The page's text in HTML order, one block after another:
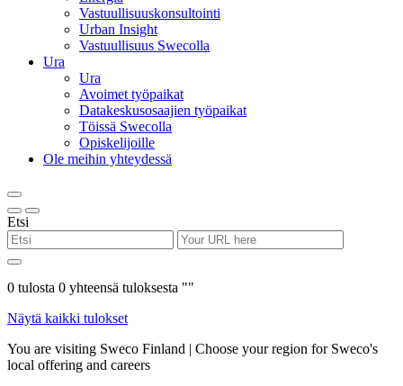
Vastuullisuuskonsultointi
Urban Insight
Vastuullisuus Swecolla
Ura
Ura
Avoimet työpaikat
Datakeskusosaajien työpaikat
Töissä Swecolla
Opiskelijoille
Ole meihin yhteydessä
Etsi
0 tulosta 0 yhteensä tuloksesta ""
Näytä kaikki tulokset
You are visiting Sweco Finland | Choose your region for Sweco's
local offering and careers